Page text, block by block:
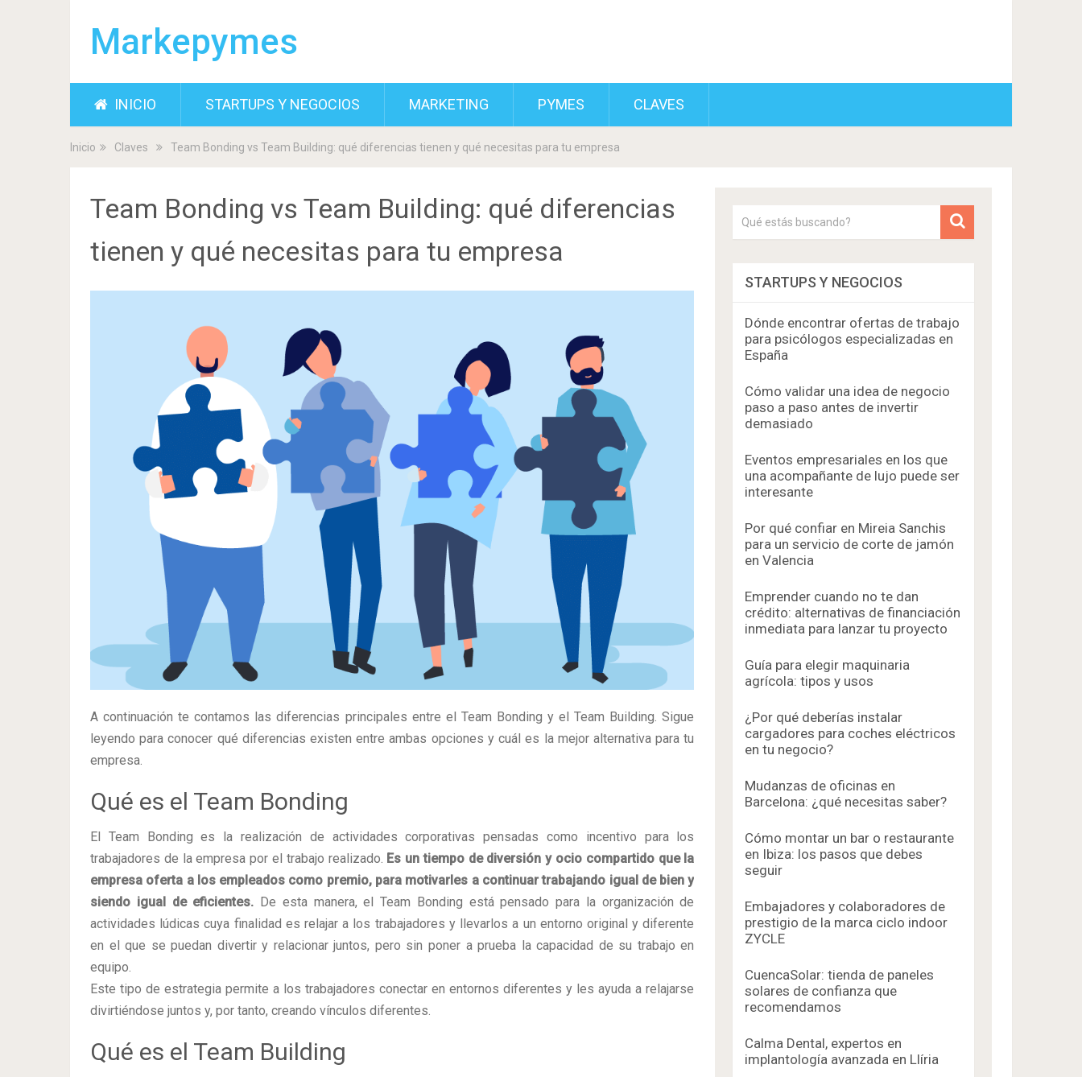
Markepymes
INICIO STARTUPS Y NEGOCIOS MARKETING PYMES CLAVES
Inicio Claves Team Bonding vs Team Building: qué diferencias tienen y qué necesitas para tu empresa
Team Bonding vs Team Building: qué diferencias
tienen y qué necesitas para tu empresa
A continuación te contamos las diferencias principales entre el Team Bonding y el Team Building. Sigue
leyendo para conocer qué diferencias existen entre ambas opciones y cuál es la mejor alternativa para tu
empresa.
Qué es el Team Bonding
El Team Bonding es la realización de actividades corporativas pensadas como incentivo para los
trabajadores de la empresa por el trabajo realizado. Es un tiempo de diversión y ocio compartido que la
empresa oferta a los empleados como premio, para motivarles a continuar trabajando igual de bien y
siendo igual de eficientes. De esta manera, el Team Bonding está pensado para la organización de
actividades lúdicas cuya finalidad es relajar a los trabajadores y llevarlos a un entorno original y diferente
en el que se puedan divertir y relacionar juntos, pero sin poner a prueba la capacidad de su trabajo en
equipo.
Este tipo de estrategia permite a los trabajadores conectar en entornos diferentes y les ayuda a relajarse
divirtiéndose juntos y, por tanto, creando vínculos diferentes.
Qué es el Team Building
STARTUPS Y NEGOCIOS
Dónde encontrar ofertas de trabajo
para psicólogos especializadas en
España
Cómo validar una idea de negocio
paso a paso antes de invertir
demasiado
Eventos empresariales en los que
una acompañante de lujo puede ser
interesante
Por qué confiar en Mireia Sanchis
para un servicio de corte de jamón
en Valencia
Emprender cuando no te dan
crédito: alternativas de financiación
inmediata para lanzar tu proyecto
Guía para elegir maquinaria
agrícola: tipos y usos
¿Por qué deberías instalar
cargadores para coches eléctricos
en tu negocio?
Mudanzas de oficinas en
Barcelona: ¿qué necesitas saber?
Cómo montar un bar o restaurante
en Ibiza: los pasos que debes
seguir
Embajadores y colaboradores de
prestigio de la marca ciclo indoor
ZYCLE
CuencaSolar: tienda de paneles
solares de confianza que
recomendamos
Calma Dental, expertos en
implantología avanzada en Llíria